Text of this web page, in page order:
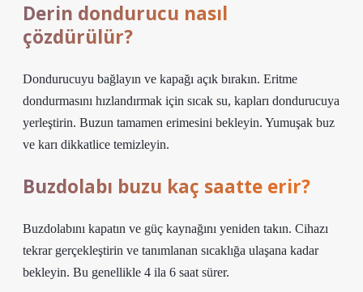
Derin dondurucu nasıl
çözdürülür?
Dondurucuyu bağlayın ve kapağı açık bırakın. Eritme
dondurmasını hızlandırmak için sıcak su, kapları dondurucuya
yerleştirin. Buzun tamamen erimesini bekleyin. Yumuşak buz
ve karı dikkatlice temizleyin.
Buzdolabı buzu kaç saatte erir?
Buzdolabını kapatın ve güç kaynağını yeniden takın. Cihazı
tekrar gerçekleştirin ve tanımlanan sıcaklığa ulaşana kadar
bekleyin. Bu genellikle 4 ila 6 saat sürer.